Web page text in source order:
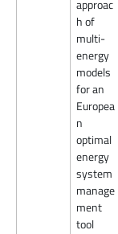
approac
h of
multi-
energy
models
for an
Europea
n
optimal
energy
system
manage
ment
tool